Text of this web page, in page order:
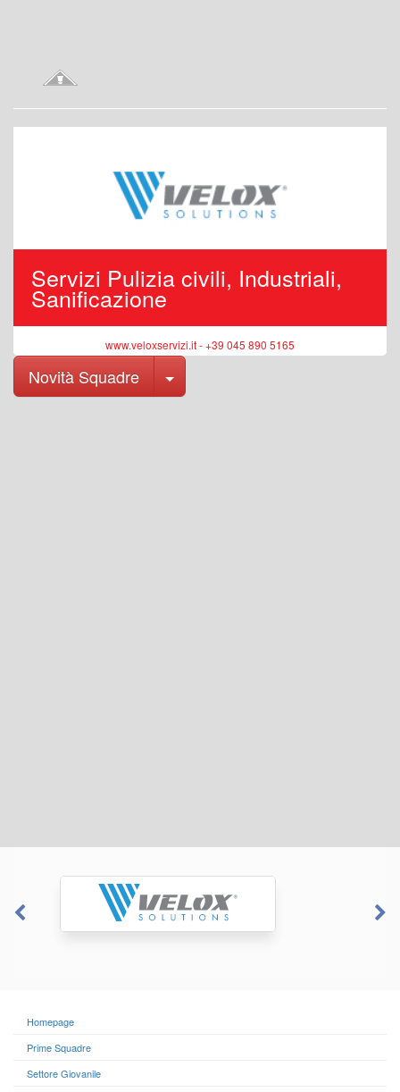
Servizi Pulizia civili, Industriali,
Sanificazione
www.veloxservizi.it - +39 045 890 5165
Novità Squadre Toggle Dropdown
Homepage
Prime Squadre
Settore Giovanile